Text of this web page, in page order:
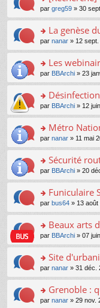
ré
c
e
nt
pl
u
s
ré
c
e
nt
n
le
pl
u
s
ré
c
e
nt
a
g
e
n
n
le
pl
u
s
ré
c
e
nt
e
s
a
g
e
n
n
le
pl
u
s
ré
c
e
nt
ult
er
le
m
e
s
a
g
e
n
n
le
pl
u
s
ré
c
e
nt
o
n
s
ult
er
le
m
e
s
a
g
e
n
n
le
pl
u
s
ré
c
e
nt
par greg59 » 30
o
n
s
ult
er
le
m
e
s
a
g
e
n
n
le
pl
u
s
ré
c
e
nt
La genèse
par nanar » 12
o
n
s
ult
er
le
m
e
s
a
g
e
n
n
le
pl
u
s
ré
c
e
nt
Les
par BBArchi » 23
o
n
s
ult
er
le
m
e
s
a
g
e
n
n
le
pl
u
s
ré
c
par BBArchi » 12
o
n
s
ult
er
le
m
e
s
a
g
e
n
n
le
pl
Métro
par nanar » 11 mai
o
n
s
ult
er
le
m
e
s
a
g
e
n
n
Sécurité
par BBArchi » 20
o
n
s
ult
er
le
m
e
s
a
g
Funiculaire
par bus64 » 13 août
o
n
s
ult
er
le
m
e
Beaux arts
par BBArchi » 07
o
n
s
ult
er
Site
par nanar » 31 déc.
o
Grenoble :
par nanar » 29 nov.